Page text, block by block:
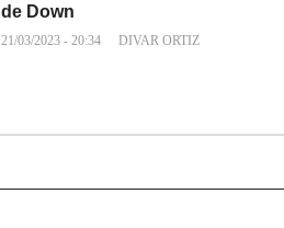
de Down
21/03/2023 - 20:34 DIVAR ORTIZ